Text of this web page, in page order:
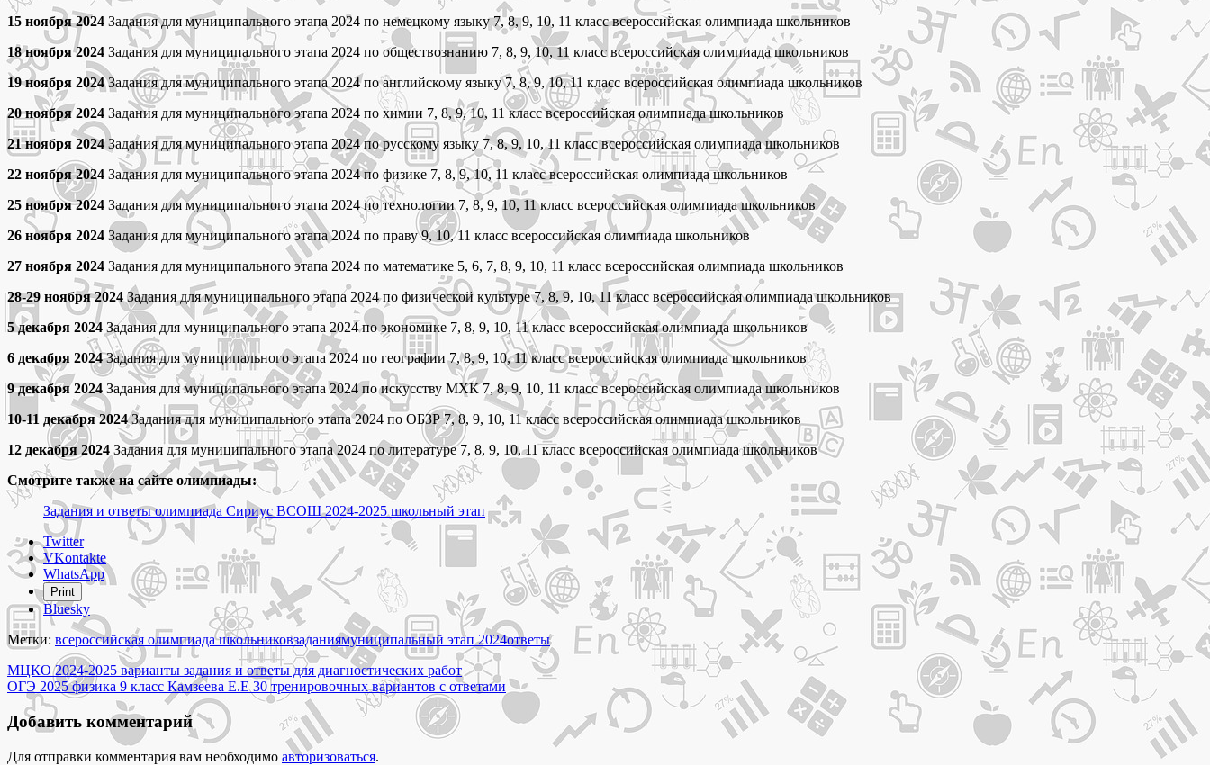
15 ноября 2024 Задания для муниципального этапа 2024 по немецкому языку 7, 8, 9, 10, 11 класс всероссийская олимпиада школьников
18 ноября 2024 Задания для муниципального этапа 2024 по обществознанию 7, 8, 9, 10, 11 класс всероссийская олимпиада школьников
19 ноября 2024Задания для муниципального этапа 2024 по английскому языку 7, 8, 9, 10, 11 класс всероссийская олимпиада школьников
20 ноября 2024 Задания для муниципального этапа 2024 по химии 7, 8, 9, 10, 11 класс всероссийская олимпиада школьников
21 ноября 2024Задания для муниципального этапа 2024 по русскому языку 7, 8, 9, 10, 11 класс всероссийская олимпиада школьников
22 ноября 2024 Задания для муниципального этапа 2024 по физике 7, 8, 9, 10, 11 класс всероссийская олимпиада школьников
25 ноября 2024 Задания для муниципального этапа 2024 по технологии 7, 8, 9, 10, 11 класс всероссийская олимпиада школьников
26 ноября 2024 Задания для муниципального этапа 2024 по праву 9, 10, 11 класс всероссийская олимпиада школьников
27 ноября 2024 Задания для муниципального этапа 2024 по математике 5, 6, 7, 8, 9, 10, 11 класс всероссийская олимпиада школьников
28-29 ноября 2024 Задания для муниципального этапа 2024 по физической культуре 7, 8, 9, 10, 11 класс всероссийская олимпиада школьников
5 декабря 2024 Задания для муниципального этапа 2024 по экономике 7, 8, 9, 10, 11 класс всероссийская олимпиада школьников
6 декабря 2024Задания для муниципального этапа 2024 по географии 7, 8, 9, 10, 11 класс всероссийская олимпиада школьников
9 декабря 2024 Задания для муниципального этапа 2024 по искусству МХК 7, 8, 9, 10, 11 класс всероссийская олимпиада школьников
10-11 декабря 2024Задания для муниципального этапа 2024 по ОБЗР 7, 8, 9, 10, 11 класс всероссийская олимпиада школьников
12 декабря 2024 Задания для муниципального этапа 2024 по литературе 7, 8, 9, 10, 11 класс всероссийская олимпиада школьников
Смотрите также на сайте олимпиады:
Задания и ответы олимпиада Сириус ВСОШ 2024-2025 школьный этап
Share
the
post
"Муниципальный
этап
2024
Республика
Башкортостан
задания
и
ответы
для
олимпиады
ВСОШ"
Twitter
VKontakte
WhatsApp
Print
Bluesky
Метки: всероссийская олимпиада школьниковзаданиямуниципальный этап 2024ответы
Навигация
по
записям
МЦКО 2024-2025 варианты задания и ответы для диагностических работ
ОГЭ 2025 физика 9 класс Камзеева Е.Е 30 тренировочных вариантов с ответами
Добавить комментарий
Для отправки комментария вам необходимо авторизоваться.